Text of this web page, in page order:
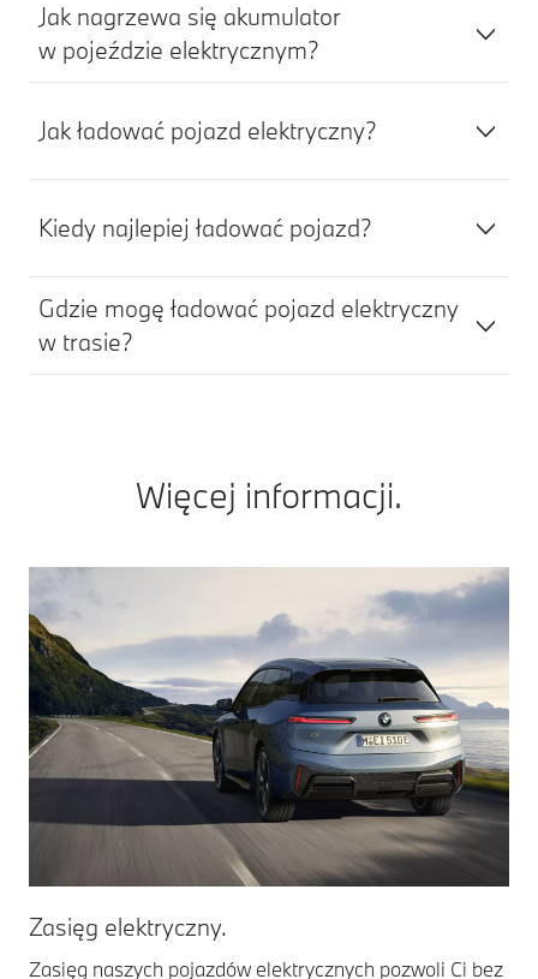
Jak nagrzewa się akumulator
w pojeździe elektrycznym?
Jak ładować pojazd elektryczny?
Kiedy najlepiej ładować pojazd?
Gdzie mogę ładować pojazd elektryczny
w trasie?
Więcej informacji.
Zasięg elektryczny.
Zasięg naszych pojazdów elektrycznych pozwoli Ci bez